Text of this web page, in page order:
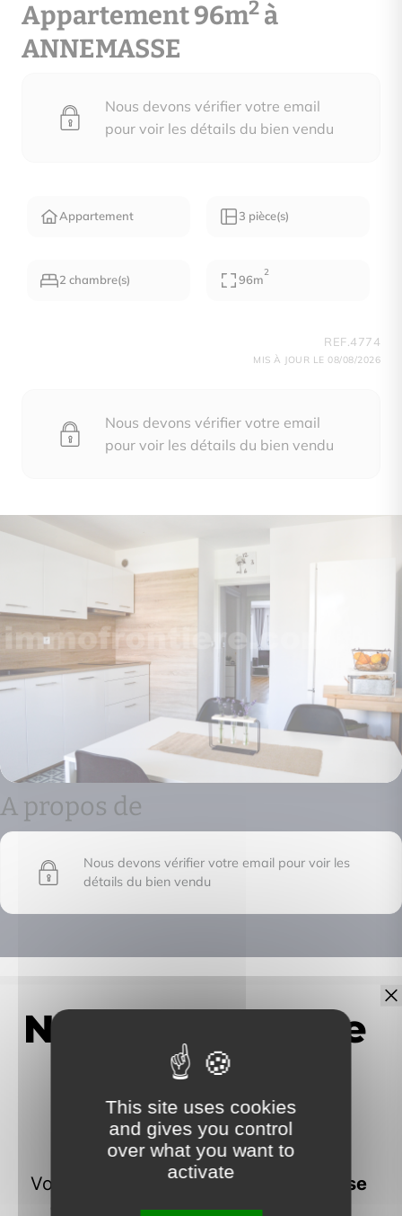
Appartement 96m2 à
ANNEMASSE
Nous devons vérifier votre email
pour voir les détails du bien vendu
Appartement 3 pièce(s)
2 chambre(s) 96m
2
REF.4774
MIS À JOUR LE 08/08/2026
Nous devons vérifier votre email
pour voir les détails du bien vendu
A propos de
Nous devons vérifier votre email pour voir les
détails du bien vendu
IMMOFRONTIERE
17C chemin des huches -
74100 Vétraz-Monthoux
This site uses cookies
and gives you control
over what you want to
activate